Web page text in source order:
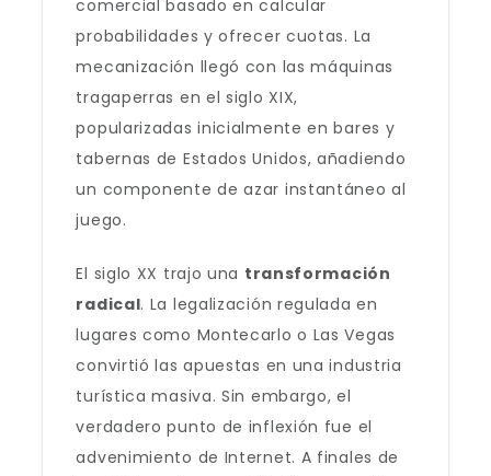
comercial basado en calcular
probabilidades y ofrecer cuotas. La
mecanización llegó con las máquinas
tragaperras en el siglo XIX,
popularizadas inicialmente en bares y
tabernas de Estados Unidos, añadiendo
un componente de azar instantáneo al
juego.
El siglo XX trajo una transformación
radical. La legalización regulada en
lugares como Montecarlo o Las Vegas
convirtió las apuestas en una industria
turística masiva. Sin embargo, el
verdadero punto de inflexión fue el
advenimiento de Internet. A finales de